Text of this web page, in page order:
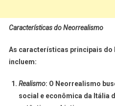
Características do Neorrealismo
As características principais
incluem:
Realismo: O Neorrealismo
social e econômica da Itália